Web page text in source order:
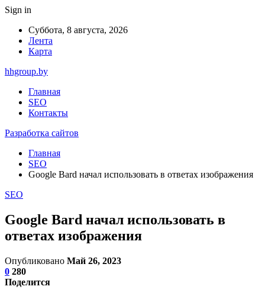
Sign in
Суббота, 8 августа, 2026
Лента
Карта
hhgroup.by
Главная
SEO
Контакты
Разработка сайтов
Главная
SEO
Google Bard начал использовать в ответах изображения
SEO
Google Bard начал использовать в
ответах изображения
Опубликовано Май 26, 2023
0 280
Поделится